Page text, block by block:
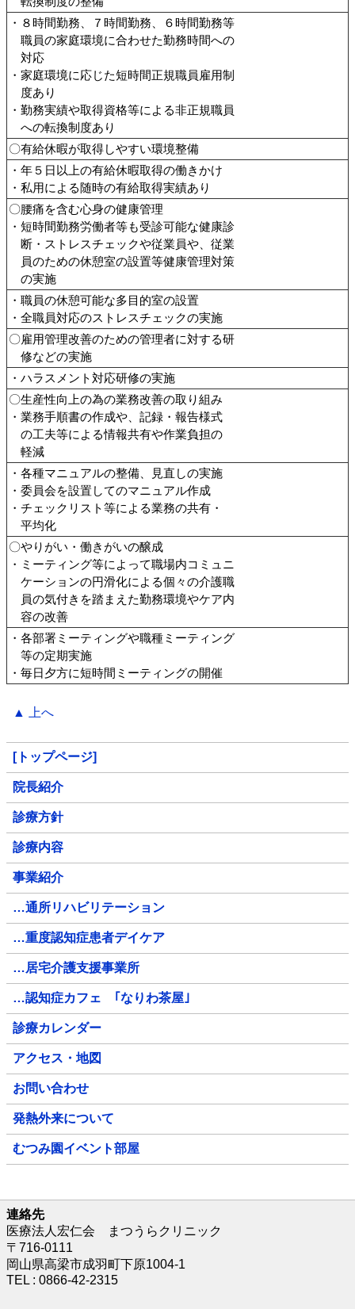
・８時間勤務、７時間勤務、６時間勤務等
職員の家庭環境に合わせた勤務時間への
対応
・家庭環境に応じた短時間正規職員雇用制
度あり
・勤務実績や取得資格等による非正規職員
への転換制度あり
〇有給休暇が取得しやすい環境整備
・年５日以上の有給休暇取得の働きかけ
・私用による随時の有給取得実績あり
〇腰痛を含む心身の健康管理
・短時間勤務労働者等も受診可能な健康診
断・ストレスチェックや従業員や、従業
員のための休憩室の設置等健康管理対策
の実施
・職員の休憩可能な多目的室の設置
・全職員対応のストレスチェックの実施
〇雇用管理改善のための管理者に対する研
修などの実施
・ハラスメント対応研修の実施
〇生産性向上の為の業務改善の取り組み
・業務手順書の作成や、記録・報告様式
の工夫等による情報共有や作業負担の
軽減
・各種マニュアルの整備、見直しの実施
・委員会を設置してのマニュアル作成
・チェックリスト等による業務の共有・
平均化
〇やりがい・働きがいの醸成
・ミーティング等によって職場内コミュニ
ケーションの円滑化による個々の介護職
員の気付きを踏まえた勤務環境やケア内
容の改善
・各部署ミーティングや職種ミーティング
等の定期実施
・毎日夕方に短時間ミーティングの開催
▲ 上へ
[トップページ]
院長紹介
診療方針
診療内容
事業紹介
…通所リハビリテーション
…重度認知症患者デイケア
…居宅介護支援事業所
…認知症カフェ ｢なりわ茶屋｣
診療カレンダー
アクセス・地図
お問い合わせ
発熱外来について
むつみ園イベント部屋
連絡先
医療法人宏仁会 まつうらクリニック
〒716-0111
岡山県高梁市成羽町下原1004-1
TEL : 0866-42-2315